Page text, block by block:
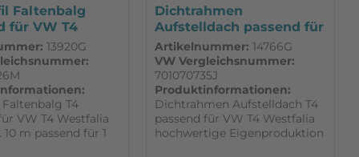
Faltenbalg
für VW T4
13920G
T4
VW T4 Westfalia
10 m passend für 1
Dichtrahmen
Aufstelldach passend für
VW T4...
Artikelnummer: 14766G
VW Vergleichsnummer:
701070735J
Produktinformationen:
Dichtrahmen Aufstelldach T4
passend für VW T4 Westfalia
hochwertige Eigenproduktion